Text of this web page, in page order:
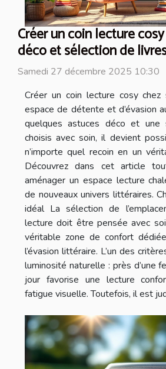
Créer un coin lecture
déco et sélection de
Samedi 27 décembre 2025 10:30
Créer un coin lecture cosy chez
espace de détente et d’évasion
quelques astuces déco et une
choisis avec soin, il devient
n’importe quel recoin en un
Découvrez dans cet article
aménager un espace lecture
de nouveaux univers littéraires.
idéal La sélection de
lecture doit être pensée avec
véritable zone de confort
l’évasion littéraire. L’un des
luminosité naturelle : près d’une
jour favorise une lecture
fatigue visuelle. Toutefois, il est